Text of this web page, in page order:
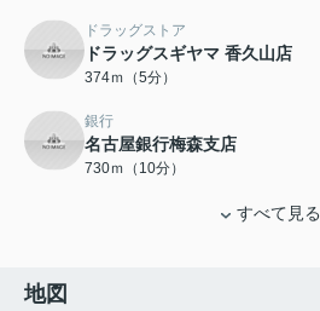
ドラッグストア
ドラッグスギヤマ 香久山店
374ｍ（5分）
銀行
名古屋銀行梅森支店
730ｍ（10分）
すべて見る
地図